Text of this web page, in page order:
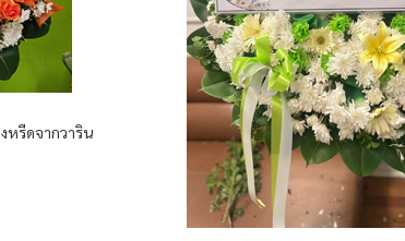
หรีดจากวาริน